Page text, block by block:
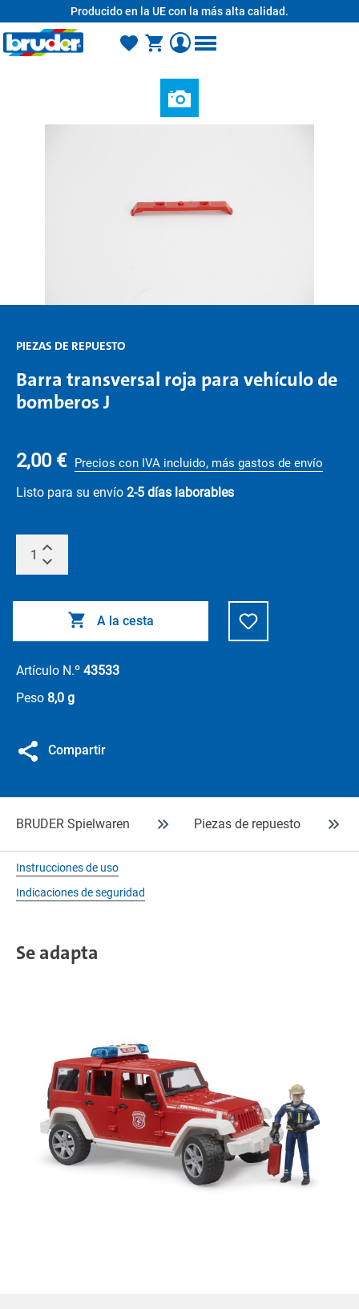
Producido en la UE con la más alta calidad.
PIEZAS DE REPUESTO
Barra transversal roja para vehículo de
bomberos J
2,00 € Precios con IVA incluido, más gastos de envío
Listo para su envío 2-5 días laborables
A la cesta
Artículo N.º 43533
Peso 8,0 g
Compartir
BRUDER Spielwaren Piezas de repuesto
Instrucciones de uso
Indicaciones de seguridad
Se adapta